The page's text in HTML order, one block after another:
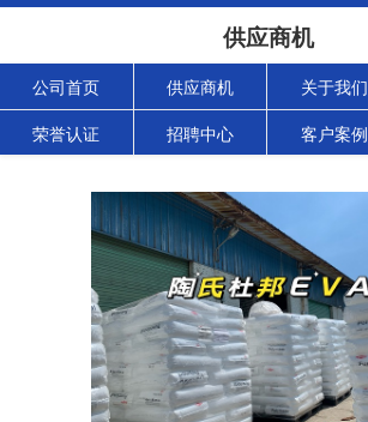
供应商机
公司首页 供应商机 关于我们
荣誉认证 招聘中心 客户案例